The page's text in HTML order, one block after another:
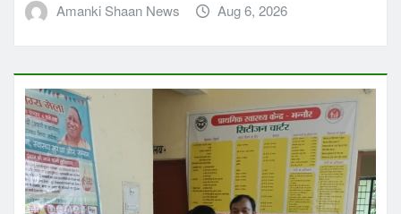
Amanki Shaan News Aug 6, 2026